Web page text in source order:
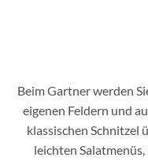
Beim Gartner werden
eigenen Feldern und
klassischen Schnitzel
leichten